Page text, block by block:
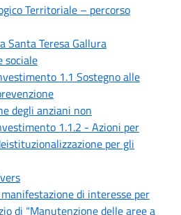
Territoriale – percorso
Santa Teresa Gallura
sociale
1.1 Sostegno alle
degli anziani non
1.1.2 - Azioni per
per gli
di interesse per
di “Manutenzione delle aree a